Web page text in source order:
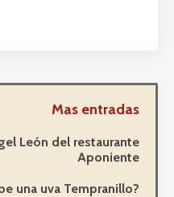
Mas entradas
León del restaurante
Aponiente
una uva Tempranillo?